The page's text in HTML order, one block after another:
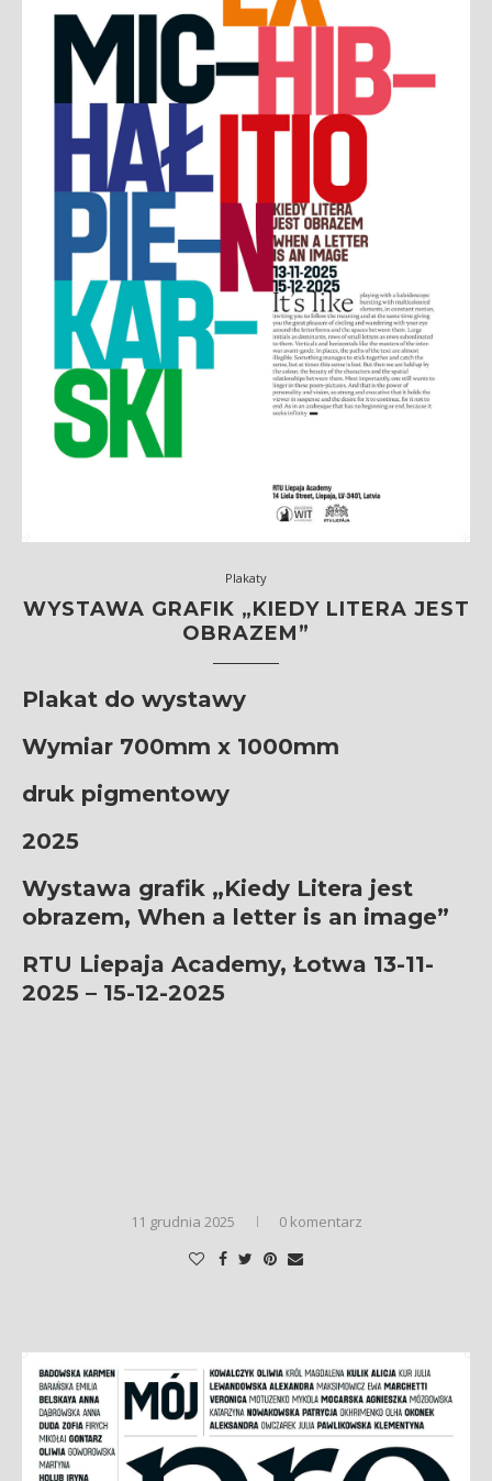
Plakaty
WYSTAWA GRAFIK „KIEDY LITERA JEST
OBRAZEM”
Plakat do wystawy
Wymiar 700mm x 1000mm
druk pigmentowy
2025
Wystawa grafik „Kiedy Litera jest
obrazem, When a letter is an image”
RTU Liepaja Academy, Łotwa 13-11-
2025 – 15-12-2025
11 grudnia 2025 0 komentarz